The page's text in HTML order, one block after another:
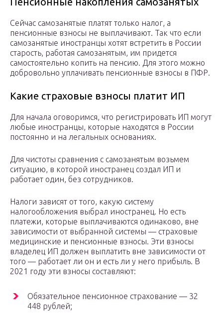
Сейчас самозанятые платят только налог, а
пенсионные взносы не выплачивают. Так что если
самозанятые иностранцы хотят встретить в России
старость, работая самозанятым, им придется
самостоятельно копить на пенсию. Для этого можно
добровольно уплачивать пенсионные взносы в ПФР.
Какие страховые взносы платит ИП
Для начала оговоримся, что регистрировать ИП могут
любые иностранцы, которые находятся в России
постоянно и на легальных основаниях.
Для чистоты сравнения с самозанятым возьмем
ситуацию, в которой иностранец создал ИП и
работает один, без сотрудников.
Налоги зависят от того, какую систему
налогообложения выбрал иностранец. Но есть
платежи, которые выплачиваются одинаково, вне
зависимости от выбранной системы — страховые
медицинские и пенсионные взносы. Эти взносы
владелец ИП должен выплатить вне зависимости от
того — работает ли он и есть ли у него прибыль. В
2021 году эти взносы составляют:
Обязательное пенсионное страхование — 32
448 рублей;